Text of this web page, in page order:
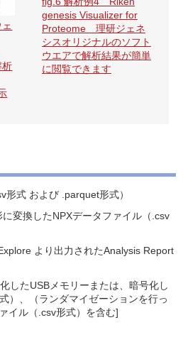
析
genesis Visualizer for
Proteome 理研ジェネ
シスオリジナルのソフト
ウエアで解析結果が簡単
に閲覧できます
形式 および .parquet形式）
変換したNPXデータファイル（.csv
より出力されたAnalysis Report
したUSBメモリーまたは、暗号化し
）、（ランダマイゼーションを行っ
イル（.csv形式）を含む]